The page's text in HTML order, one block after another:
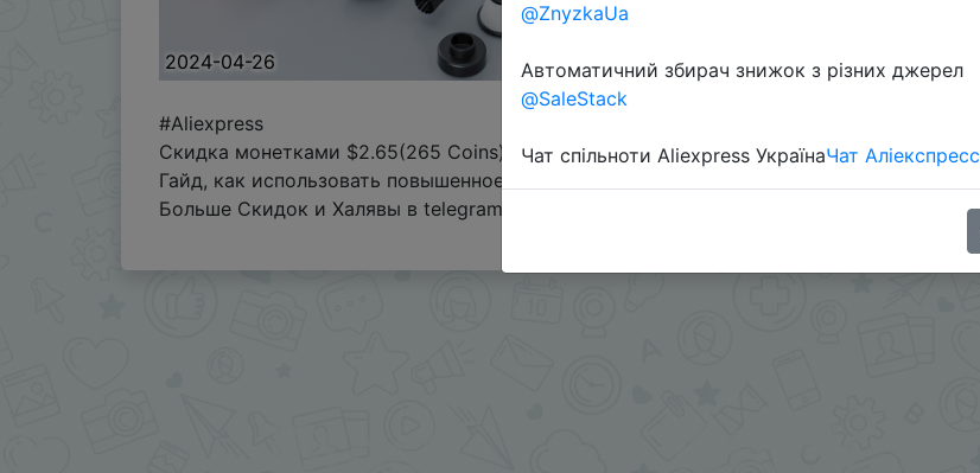
2024-04-26
#Aliexpress
Скидка монетками $2.65(265 Coins)
Гайд, как использовать повышенное списание монеток -
Больше Скидок и Халявы в telegram
@ZnyzkaUa
Автоматичний збирач знижок з різних джерел
@SaleStack
Чат спільноти Aliexpress УкраїнаЧат Аліекспресс